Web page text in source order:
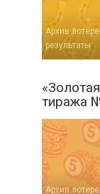
Архив
результаты
тиража
Архив